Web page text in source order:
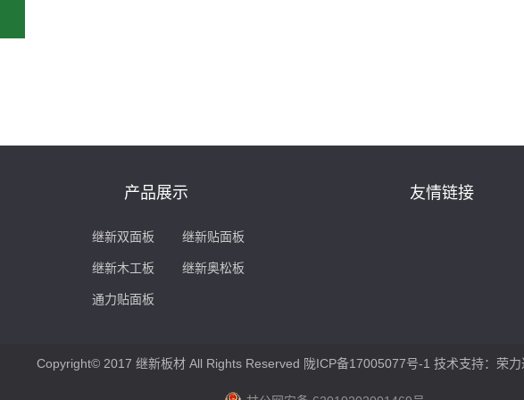
产品展示
继新双面板 继新贴面板
继新木工板 继新奥松板
通力贴面板
友情链接
Copyright© 2017 继新板材 All Rights Reserved 陇ICP备17005077号-1 技术支持： 荣